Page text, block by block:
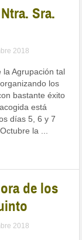
Sra.
2018
la Agrupación tal
los
bastante éxito
está
días 5, 6 y 7
la ...
de los
2018